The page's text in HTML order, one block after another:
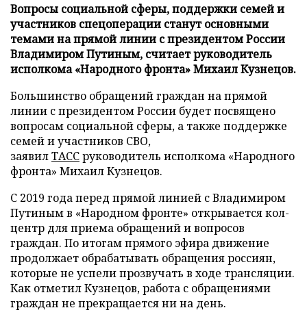
Вопросы социальной сферы, поддержки семей и
участников спецоперации станут основными
темами на прямой линии с президентом России
Владимиром Путиным, считает руководитель
исполкома «Народного фронта» Михаил Кузнецов.
Большинство обращений граждан на прямой
линии с президентом России будет посвящено
вопросам социальной сферы, а также поддержке
семей и участников СВО,
заявилТАССруководитель исполкома «Народного
фронта» Михаил Кузнецов.
С 2019 года перед прямой линией с Владимиром
Путиным в «Народном фронте» открывается кол-
центр для приема обращений и вопросов
граждан. По итогам прямого эфира движение
продолжает обрабатывать обращения россиян,
которые не успели прозвучать в ходе трансляции.
Как отметил Кузнецов, работа с обращениями
граждан не прекращается ни на день.